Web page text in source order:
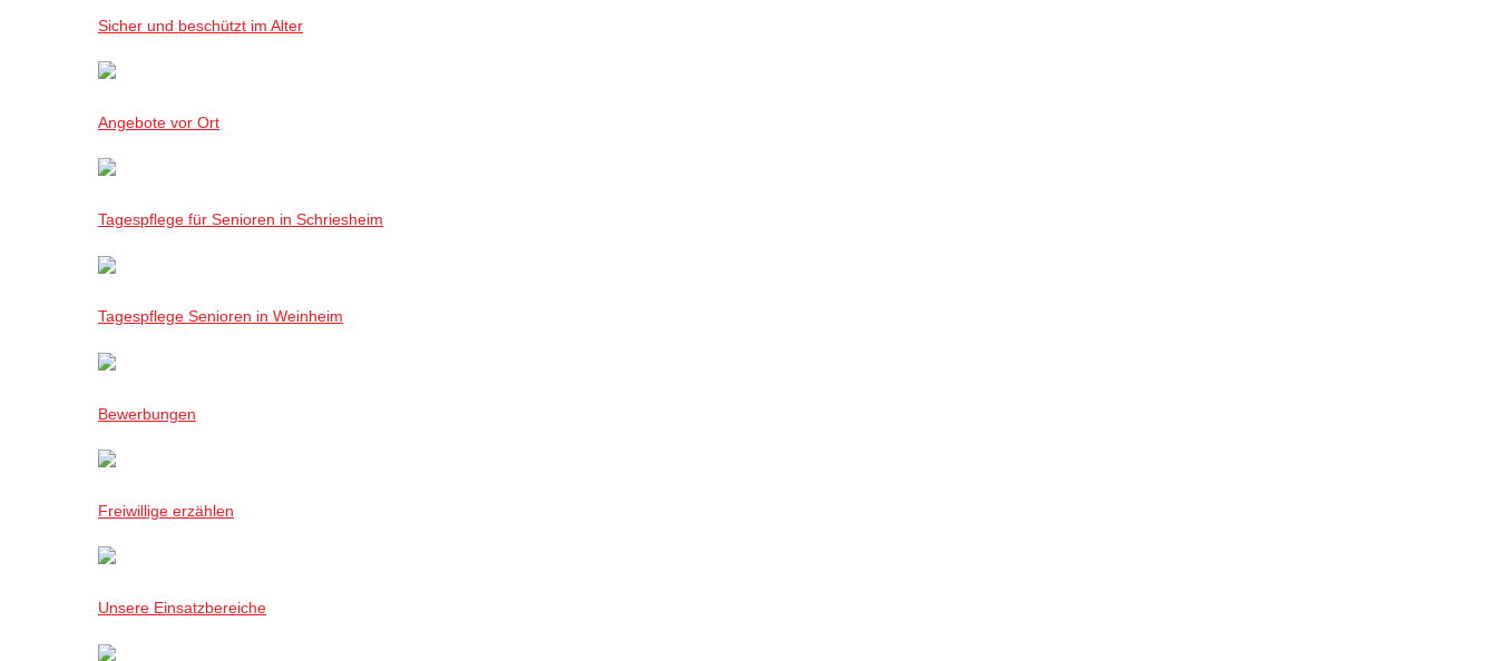
Sicher und beschützt im Alter
Angebote vor Ort
Tagespflege für Senioren in Schriesheim
Tagespflege Senioren in Weinheim
Bewerbungen
Freiwillige erzählen
Unsere Einsatzbereiche